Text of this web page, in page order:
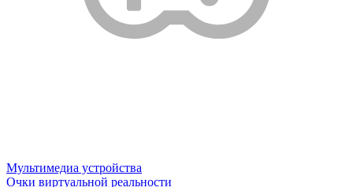
Мультимедиа устройства
Очки виртуальной реальности